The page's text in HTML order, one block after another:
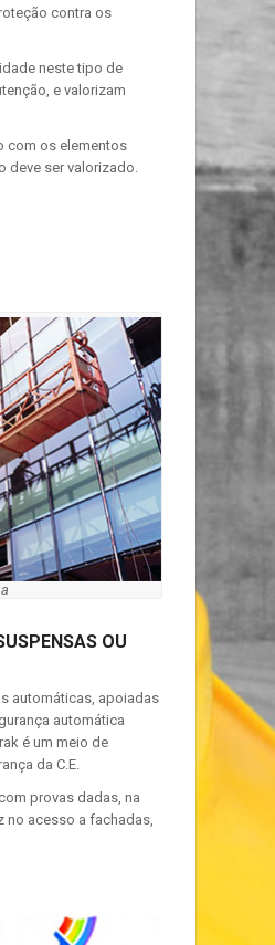
contra os
neste tipo de
e valorizam
com os elementos
deve ser valorizado.
OU
automáticas, apoiadas
automática
é um meio de
da C.E.
provas dadas, na
no acesso a fachadas,